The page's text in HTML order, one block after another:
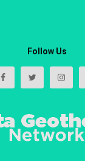
Follow Us